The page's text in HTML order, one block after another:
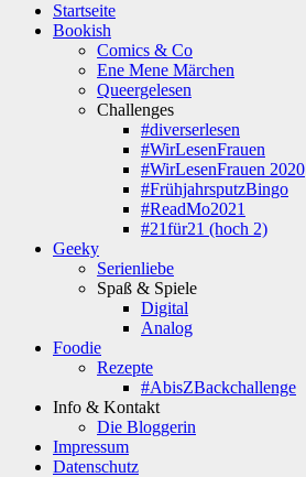
Startseite
Bookish
Comics & Co
Ene Mene Märchen
Queergelesen
Challenges
#diverserlesen
#WirLesenFrauen
#WirLesenFrauen 2020
#FrühjahrsputzBingo
#ReadMo2021
#21für21 (hoch 2)
Geeky
Serienliebe
Spaß & Spiele
Digital
Analog
Foodie
Rezepte
#AbisZBackchallenge
Info & Kontakt
Die Bloggerin
Impressum
Datenschutz